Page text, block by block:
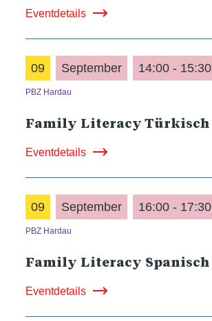
Eventdetails
09 September 14:00 - 15:30
PBZ Hardau
Family Literacy Türkisch
Eventdetails
09 September 16:00 - 17:30
PBZ Hardau
Family Literacy Spanisch
Eventdetails